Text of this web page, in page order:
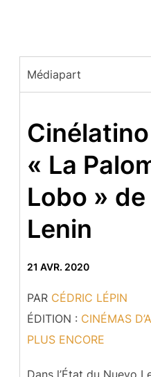
Médiapart
« La
Lobo »
Lenin
21 AVR. 2020
PAR CÉDRIC LÉPIN
ÉDITION : CINÉMAS
PLUS ENCORE
Dans l’État du Nuevo